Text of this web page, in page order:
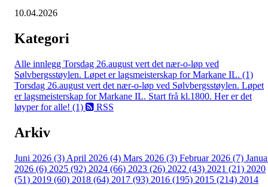
10.04.2026
Kategori
Alle innlegg Torsdag 26.august vert det nær-o-løp ved
Sølvbergsstøylen. Løpet er lagsmeisterskap for Markane IL. (1)
Torsdag 26.august vert det nær-o-løp ved Sølvbergsstøylen. Løpet
er lagsmeisterskap for Markane IL. Start frå kl.1800. Her er det
løyper for alle! (1)
RSS
Arkiv
Juni 2026 (3) April 2026 (4) Mars 2026 (3) Februar 2026 (7)
2026 (6) 2025 (92) 2024 (66) 2023 (26) 2022 (43) 2021 (21) 2020
(51) 2019 (60) 2018 (64) 2017 (93) 2016 (195) 2015 (214) 2014